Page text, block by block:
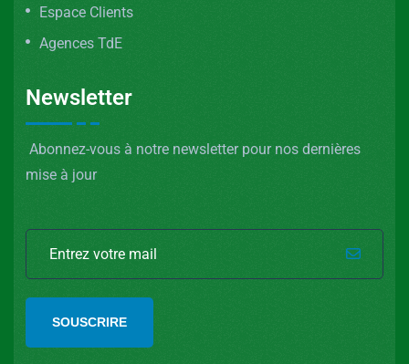
Espace Clients
Agences TdE
Newsletter
Abonnez-vous à notre newsletter pour nos dernières
mise à jour
SOUSCRIRE